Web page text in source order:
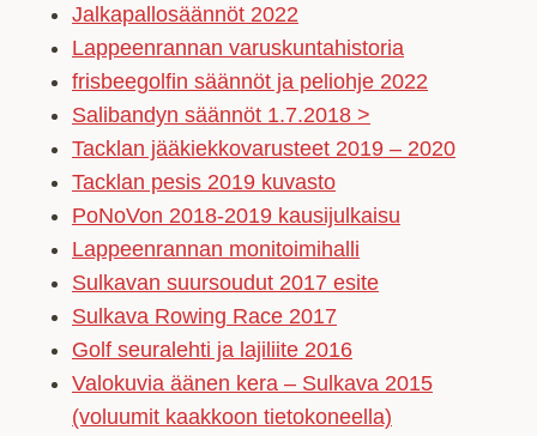
Jalkapallosäännöt 2022
Lappeenrannan varuskuntahistoria
frisbeegolfin säännöt ja peliohje 2022
Salibandyn säännöt 1.7.2018 >
Tacklan jääkiekkovarusteet 2019 – 2020
Tacklan pesis 2019 kuvasto
PoNoVon 2018-2019 kausijulkaisu
Lappeenrannan monitoimihalli
Sulkavan suursoudut 2017 esite
Sulkava Rowing Race 2017
Golf seuralehti ja lajiliite 2016
Valokuvia äänen kera – Sulkava 2015
(voluumit kaakkoon tietokoneella)